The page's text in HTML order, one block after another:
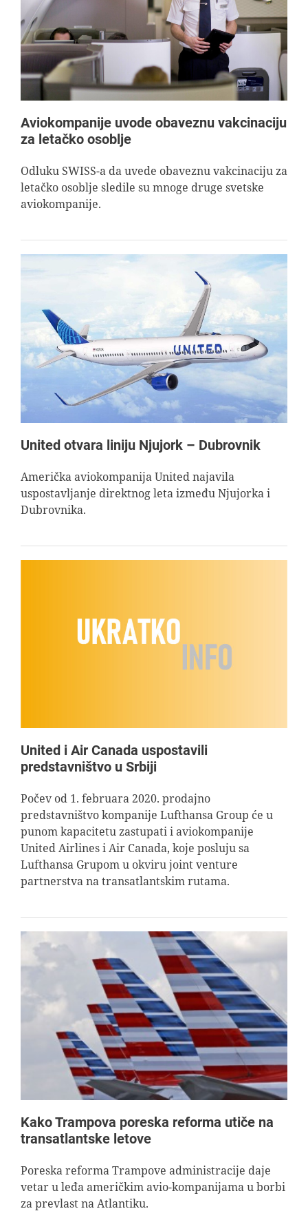
AVIOPEDIA
SPECIJAL
FOTO PRIČA
TEMA
AGENT
Aviokompanije uvode obaveznu vakcinaciju
za letačko osoblje
Odluku SWISS-a da uvede obaveznu vakcinaciju za
letačko osoblje sledile su mnoge druge svetske
aviokompanije.
United otvara liniju Njujork – Dubrovnik
Američka aviokompanija United najavila
uspostavljanje direktnog leta između Njujorka i
Dubrovnika.
United i Air Canada uspostavili
predstavništvo u Srbiji
Počev od 1. februara 2020. prodajno
predstavništvo kompanije Lufthansa Group će u
punom kapacitetu zastupati i aviokompanije
United Airlines i Air Canada, koje posluju sa
Lufthansa Grupom u okviru joint venture
partnerstva na transatlantskim rutama.
Kako Trampova poreska reforma utiče na
transatlantske letove
Poreska reforma Trampove administracije daje
vetar u leđa američkim avio-kompanijama u borbi
za prevlast na Atlantiku.